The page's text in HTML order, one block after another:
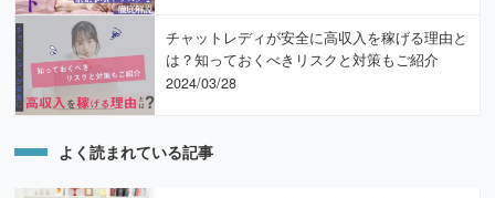
チャットレディが安全に高収入を稼げる理由と
は？知っておくべきリスクと対策もご紹介
2024/03/28
よく読まれている記事